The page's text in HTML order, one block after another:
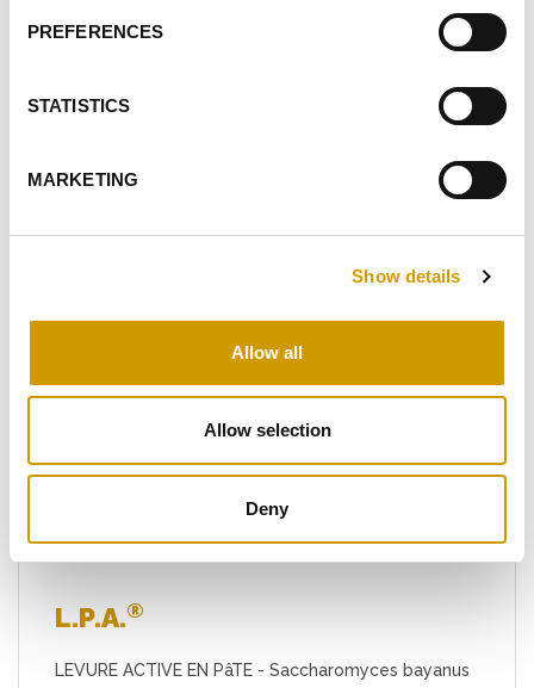
PREFERENCES
STATISTICS
MARKETING
Show details
Allow all
Allow selection
Deny
CADRE DU PROFILAGE
FAITS SAILLANTS
Favoris
L.P.A.®
LEVURE ACTIVE EN PâTE - Saccharomyces bayanus